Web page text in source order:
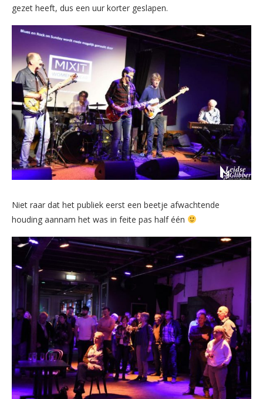
gezet heeft, dus een uur korter geslapen.
Niet raar dat het publiek eerst een beetje afwachtende
houding aannam het was in feite pas half één